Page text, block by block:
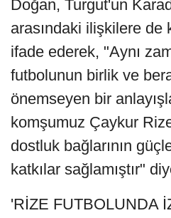
Doğan, Turgut'un
arasındaki ilişkilere de
ifade ederek, "Aynı
futbolunun birlik ve
önemseyen bir
komşumuz Çaykur
dostluk bağlarının
katkılar sağlamıştır"
'RİZE FUTBOLUNDA